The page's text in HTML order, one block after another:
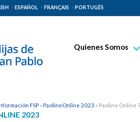
ESPAÑOL FRANÇAIS PORTUGÊS
Quienes Somos
FSP »PaolineOnline 2023 » Paoline Online
2023